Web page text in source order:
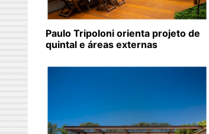
Paulo Tripoloni orienta projeto de
quintal e áreas externas